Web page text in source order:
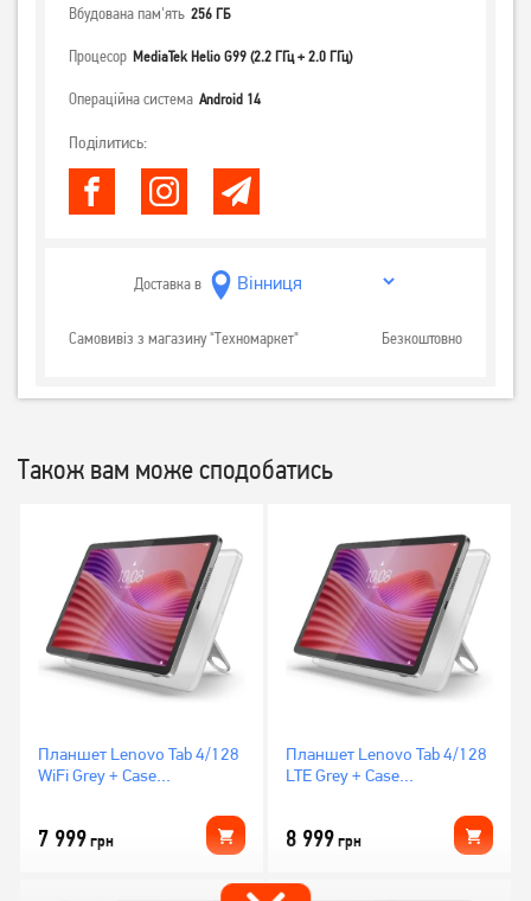
Вбудована пам'ять 256 ГБ
Процесор MediaTek Helio G99 (2.2 ГГц + 2.0 ГГц)
Операційна система Android 14
Поділитись:
Доставка в
Самовивіз з магазину "Техномаркет" Безкоштовно
Також вам може сподобатись
Планшет Lenovo Tab 4/128
WiFi Grey + Case
7 999грн
Планшет Lenovo Tab 4/128
LTE Grey + Case
8 999грн